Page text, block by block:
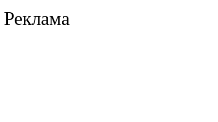
Реклама